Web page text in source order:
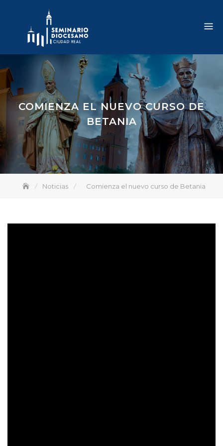
COMIENZA EL NUEVO CURSO DE
BETANIA
Noticias Comienza el nuevo curso de Betania